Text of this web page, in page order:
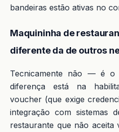
bandeiras estão ativas no
Maquininha de
diferente da de outros
Tecnicamente não — é o
diferença está na
voucher (que exige
integração com sistemas
restaurante que não